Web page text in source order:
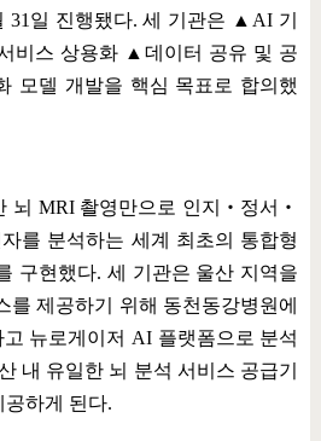
31 일 진행됐다.세 기관은 ▲ AI 기
비스 상용화 ▲데이터 공유 및 공
모델 개발을 핵심 목표로 합의했
뇌 MRI 촬영만으로 인지 ‧ 정서 ‧
를 분석하는 세계 최초의 통합형
구현했다. 세 기관은 울산 지역을
를 제공하기 위해 동천동강병원에
뉴로게이저 AI 플랫폼으로 분석
내 유일한 뇌 분석 서비스 공급기
공하게 된다.